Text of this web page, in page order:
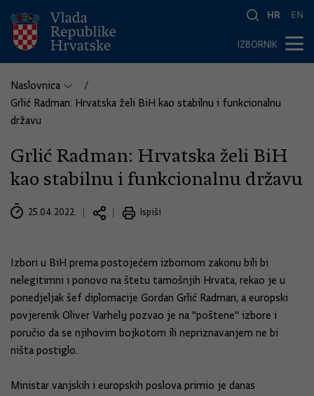
HR EN
IZBORNIK
Naslovnica
Grlić Radman: Hrvatska želi BiH kao stabilnu i funkcionalnu
državu
Grlić Radman: Hrvatska želi BiH
kao stabilnu i funkcionalnu državu
25.04.2022. Ispiši
Izbori u BiH prema postojećem izbornom zakonu bili bi
nelegitimni i ponovo na štetu tamošnjih Hrvata, rekao je u
ponedjeljak šef diplomacije Gordan Grlić Radman, a europski
povjerenik Oliver Varhely pozvao je na "poštene" izbore i
poručio da se njihovim bojkotom ili nepriznavanjem ne bi
ništa postiglo.
Ministar vanjskih i europskih poslova primio je danas